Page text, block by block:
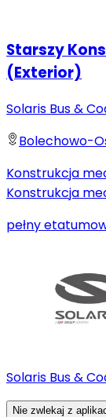
Starszy
(Exterior)
Solaris Bus &
Bolechowo-
Konstrukcja
Konstrukcja
pełny etat
Solaris Bus &
Nie zwlekaj z